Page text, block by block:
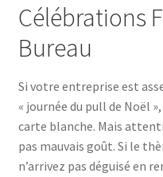
Célébrations
Bureau
Si votre entreprise est
« journée du pull de Noël
carte blanche. Mais
pas mauvais goût. Si le
n’arrivez pas déguisé en